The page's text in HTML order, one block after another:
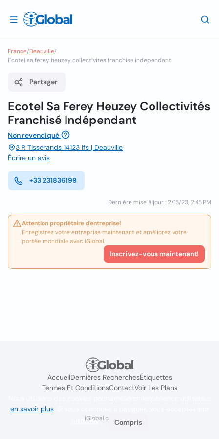
France/Deauville/
Ecotel sa ferey heuzey collectivites franchise independant
Partager
Ecotel Sa Ferey Heuzey Collectivités
Franchisé Indépendant
Non revendiqué
3 R Tisserands 14123 Ifs | Deauville
Écrire un avis
+33 231836199
Dernière mise à jour : 2/15/23, 2:45 PM
Attention propriétaire d'entreprise!
Enregistrez votre entreprise maintenant et améliorez votre
portée mondiale avec iGlobal.
Inscrivez-vous maintenant!
AccueilDernières RecherchesÉtiquettes
Termes Et ConditionsContactVoir Les Plans
iGlobal.co @ 2024
en savoir plus. Si vous continuez à naviguer, vous acceptez leur
utilisation.
Compris